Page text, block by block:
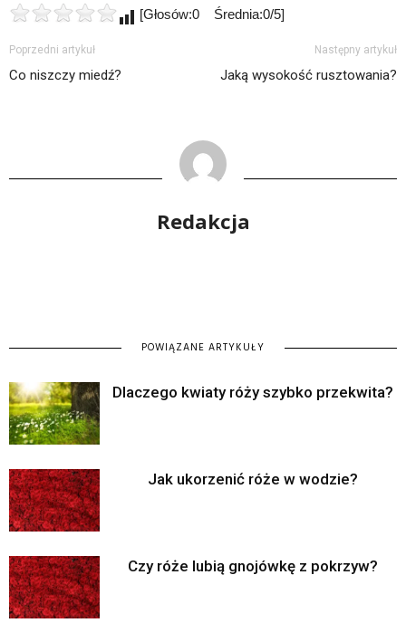
[Głosów:0 Średnia:0/5]
Poprzedni artykuł
Co niszczy miedź?
Następny artykuł
Jaką wysokość rusztowania?
Redakcja
POWIĄZANE ARTYKUŁY
Dlaczego kwiaty róży szybko przekwita?
Jak ukorzenić róże w wodzie?
Czy róże lubią gnojówkę z pokrzyw?